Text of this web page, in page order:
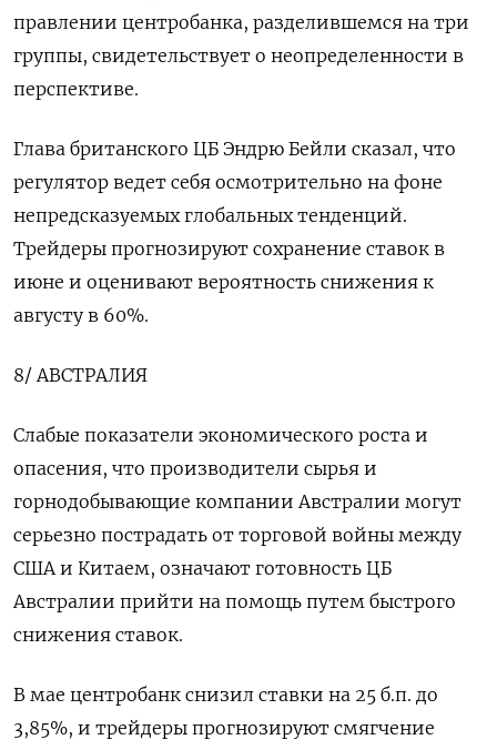
правлении центробанка, разделившемся на три
группы, свидетельствует о неопределенности в
перспективе.
Глава британского ЦБ Эндрю Бейли сказал, что
регулятор ведет себя осмотрительно на фоне
непредсказуемых глобальных тенденций.
Трейдеры прогнозируют сохранение ставок в
июне и оценивают вероятность снижения к
августу в 60%.
8/ АВСТРАЛИЯ
Слабые показатели экономического роста и
опасения, что производители сырья и
горнодобывающие компании Австралии могут
серьезно пострадать от торговой войны между
США и Китаем, означают готовность ЦБ
Австралии прийти на помощь путем быстрого
снижения ставок.
В мае центробанк снизил ставки на 25 б.п. до
3,85%, и трейдеры прогнозируют смягчение